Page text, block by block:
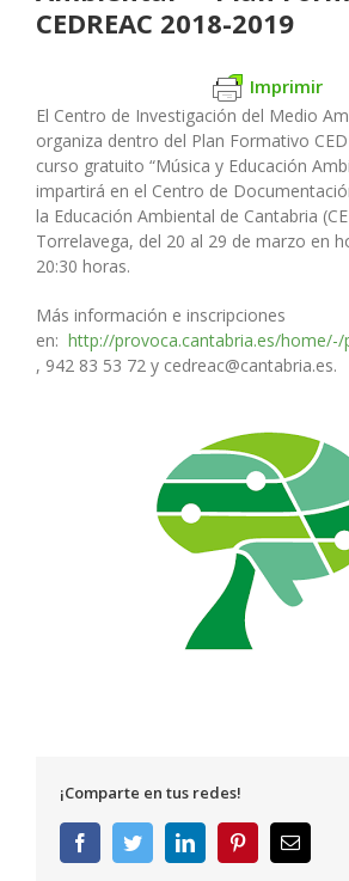
CEDREAC 2018-2019
Imprimir
El Centro de Investigación del Medio
organiza dentro del Plan Formativo
curso gratuito “Música y Educación
impartirá en el Centro de
la Educación Ambiental de Cantabria
Torrelavega, del 20 al 29 de marzo en
20:30 horas.
Más información e inscripciones
en: http://provoca.cantabria.es/
, 942 83 53 72 y cedreac@cantabria.es.
¡Comparte en tus redes!
FacebookTwitterLinkedInPinterestCorreo